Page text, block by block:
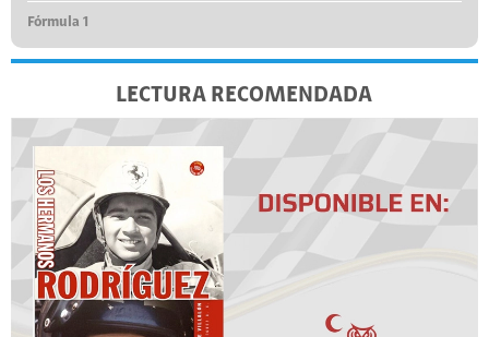
Fórmula 1
LECTURA RECOMENDADA